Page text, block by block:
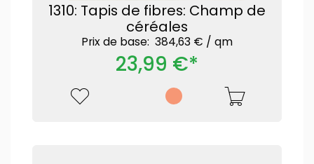
1310: Tapis de fibres: Champ de
céréales
Prix ​​de base: 384,63 € / qm
23,99 €*